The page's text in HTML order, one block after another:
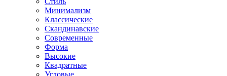
Минимализм
Классические
Скандинавские
Современные
Форма
Высокие
Квадратные
Угловые